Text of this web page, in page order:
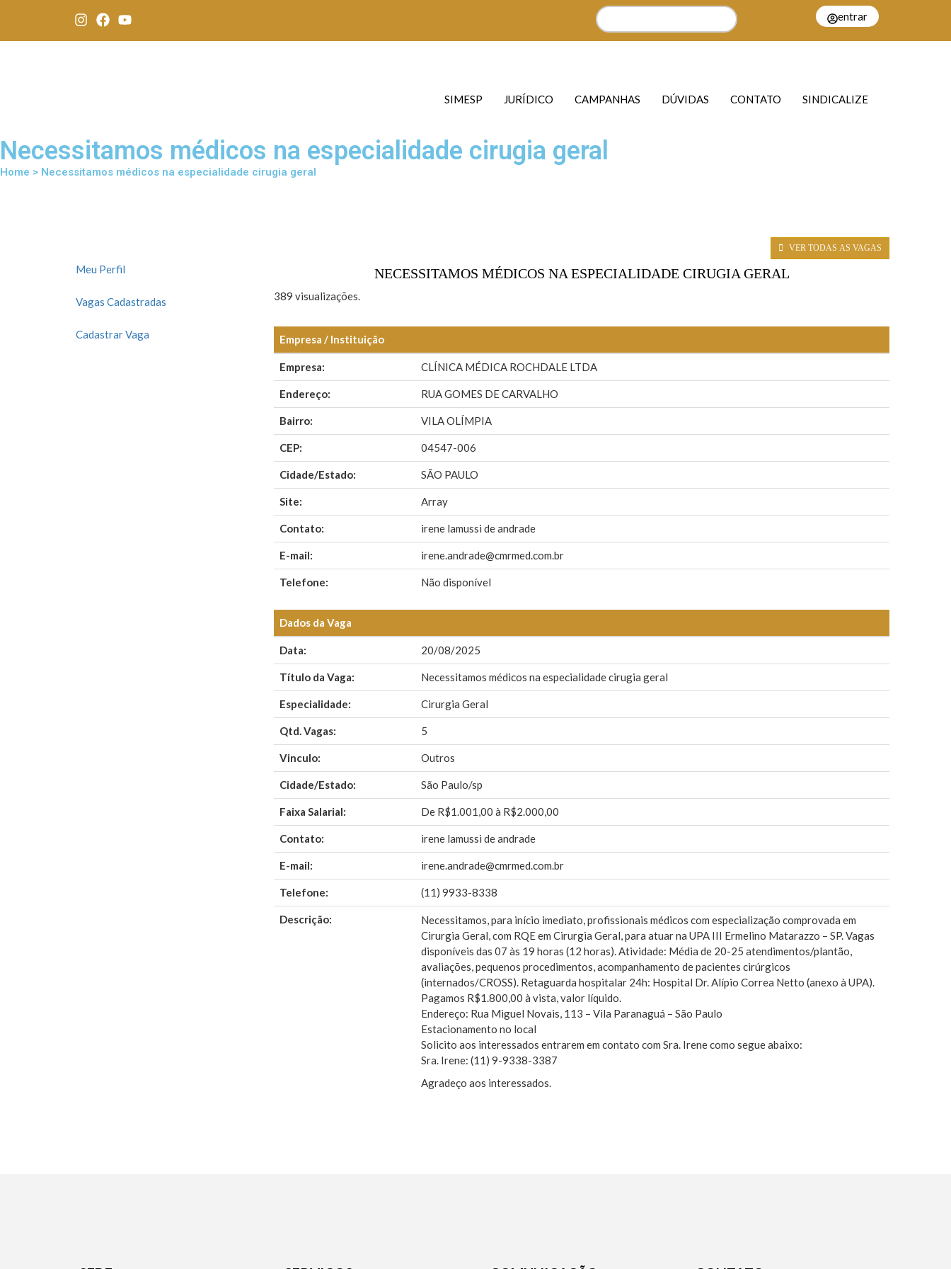
entrar
SIMESP JURÍDICO CAMPANHAS DÚVIDAS CONTATO SINDICALIZE
Necessitamos médicos na especialidade cirugia geral
Home > Necessitamos médicos na especialidade cirugia geral
Meu Perfil
Vagas Cadastradas
Cadastrar Vaga
VER TODAS AS VAGAS
NECESSITAMOS MÉDICOS NA ESPECIALIDADE CIRUGIA GERAL
389 visualizações.
Empresa / Instituição
Empresa: CLÍNICA MÉDICA ROCHDALE LTDA
Endereço: RUA GOMES DE CARVALHO
Bairro: VILA OLÍMPIA
CEP: 04547-006
Cidade/Estado: SÃO PAULO
Site: Array
Contato: irene lamussi de andrade
E-mail: irene.andrade@cmrmed.com.br
Telefone: Não disponível
Dados da Vaga
Data: 20/08/2025
Título da Vaga: Necessitamos médicos na especialidade cirugia geral
Especialidade: Cirurgia Geral
Qtd. Vagas: 5
Vinculo: Outros
Cidade/Estado: São Paulo/sp
Faixa Salarial: De R$1.001,00 à R$2.000,00
Contato: irene lamussi de andrade
E-mail: irene.andrade@cmrmed.com.br
Telefone: (11) 9933-8338
Descrição:
Necessitamos, para início imediato, profissionais médicos com especialização comprovada em
Cirurgia Geral, com RQE em Cirurgia Geral, para atuar na UPA III Ermelino Matarazzo – SP. Vagas
disponíveis das 07 às 19 horas (12 horas). Atividade: Média de 20-25 atendimentos/plantão,
avaliações, pequenos procedimentos, acompanhamento de pacientes cirúrgicos
(internados/CROSS). Retaguarda hospitalar 24h: Hospital Dr. Alípio Correa Netto (anexo à UPA).
Pagamos R$1.800,00 à vista, valor líquido.
Endereço: Rua Miguel Novais, 113 – Vila Paranaguá – São Paulo
Estacionamento no local
Solicito aos interessados entrarem em contato com Sra. Irene como segue abaixo:
Sra. Irene: (11) 9-9338-3387
Agradeço aos interessados.